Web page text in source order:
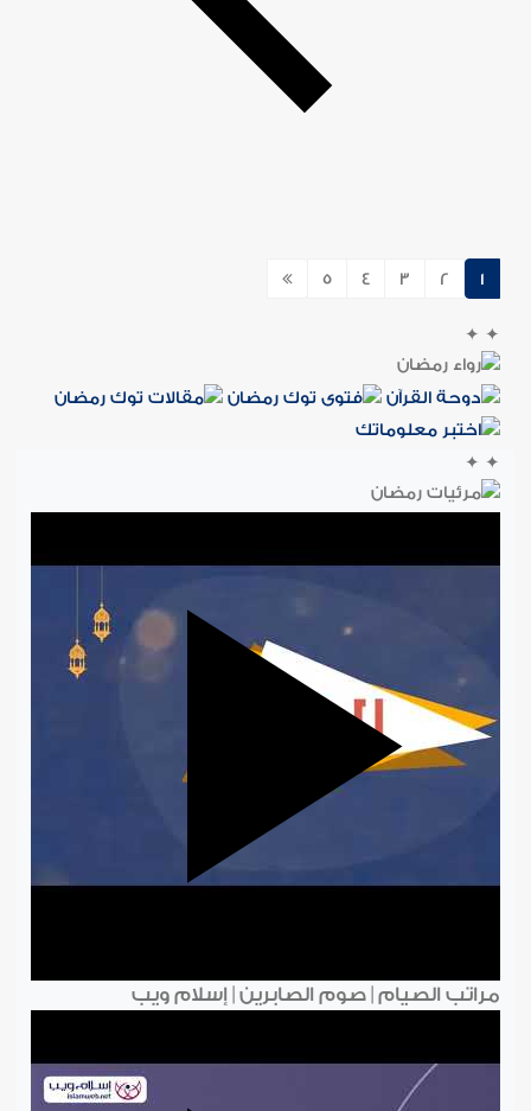
1
2
3
4
5
✦
✦
✦
✦
مراتب الصيام | صوم الصابرين | إسلام ويب